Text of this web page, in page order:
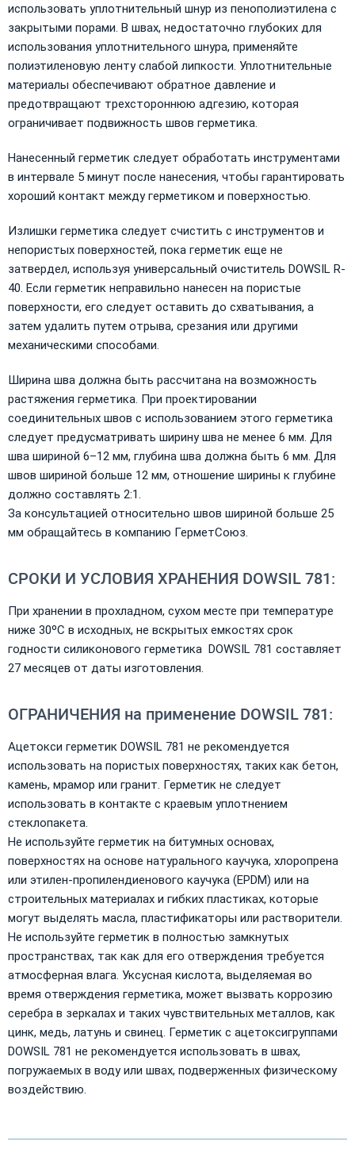
использовать уплотнительный шнур из пенополиэтилена с
закрытыми порами. В швах, недостаточно глубоких для
использования уплотнительного шнура, применяйте
полиэтиленовую ленту слабой липкости. Уплотнительные
материалы обеспечивают обратное давление и
предотвращают трехстороннюю адгезию, которая
ограничивает подвижность швов герметика.
Нанесенный герметик следует обработать инструментами
в интервале 5 минут после нанесения, чтобы гарантировать
хороший контакт между герметиком и поверхностью.
Излишки герметика следует счистить с инструментов и
непористых поверхностей, пока герметик еще не
затвердел, используя универсальный очиститель DOWSIL R-
40. Если герметик неправильно нанесен на пористые
поверхности, его следует оставить до схватывания, а
затем удалить путем отрыва, срезания или другими
механическими способами.
Ширина шва должна быть рассчитана на возможность
растяжения герметика. При проектировании
соединительных швов с использованием этого герметика
следует предусматривать ширину шва не менее 6 мм. Для
шва шириной 6–12 мм, глубина шва должна быть 6 мм. Для
швов шириной больше 12 мм, отношение ширины к глубине
должно составлять 2:1.
За консультацией относительно швов шириной больше 25
мм обращайтесь в компанию ГерметСоюз.
СРОКИ И УСЛОВИЯ ХРАНЕНИЯ DOWSIL 781:
При хранении в прохладном, сухом месте при температуре
ниже 30ºC в исходных, не вскрытых емкостях срок
годности силиконового герметика DOWSIL 781 составляет
27 месяцев от даты изготовления.
ОГРАНИЧЕНИЯ на применение DOWSIL 781:
Ацетокси герметик DOWSIL 781 не рекомендуется
использовать на пористых поверхностях, таких как бетон,
камень, мрамор или гранит. Герметик не следует
использовать в контакте с краевым уплотнением
стеклопакета.
Не используйте герметик на битумных основах,
поверхностях на основе натурального каучука, хлоропрена
или этилен-пропилендиенового каучука (EPDM) или на
строительных материалах и гибких пластиках, которые
могут выделять масла, пластификаторы или растворители.
Не используйте герметик в полностью замкнутых
пространствах, так как для его отверждения требуется
атмосферная влага. Уксусная кислота, выделяемая во
время отверждения герметика, может вызвать коррозию
серебра в зеркалах и таких чувствительных металлов, как
цинк, медь, латунь и свинец. Герметик с ацетоксигруппами
DOWSIL 781 не рекомендуется использовать в швах,
погружаемых в воду или швах, подверженных физическому
воздействию.